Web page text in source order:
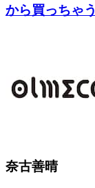
から買っちゃう
奈古善晴